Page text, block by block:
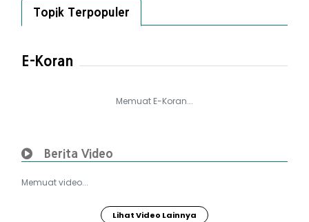
Topik Terpopuler
E-Koran
Memuat E-Koran...
Berita Video
Memuat video...
Lihat Video Lainnya